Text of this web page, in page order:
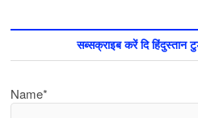
सब्सक्राइब करें दि हिंदुस्तान
Name*